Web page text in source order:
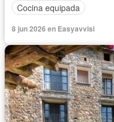
Cocina equipada
8 jun 2026 en Easyavvisi